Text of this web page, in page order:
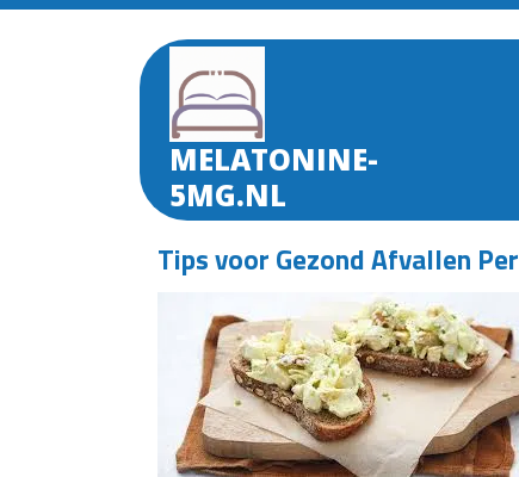
Skip
MELATONINE-
5MG.NL
Tips voor Gezond Afvallen